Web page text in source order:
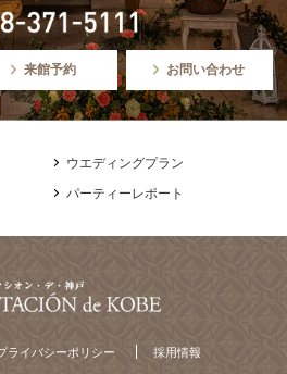
来館予約 お問い合わせ
ウエディングプラン
パーティーレポート
ライバシーポリシー 採用情報